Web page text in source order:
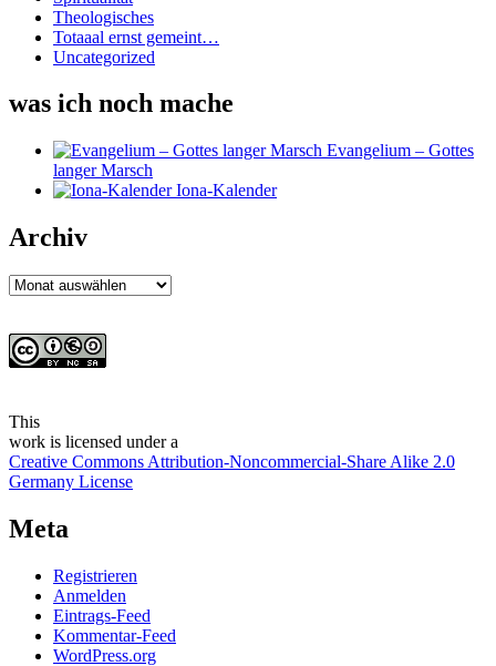
Theologisches
Totaaal ernst gemeint…
Uncategorized
was ich noch mache
Evangelium – Gottes
langer Marsch
Iona-Kalender
Archiv
Archiv
This
work is licensed under a
Creative Commons Attribution-Noncommercial-Share Alike 2.0
Germany License
Meta
Registrieren
Anmelden
Eintrags-Feed
Kommentar-Feed
WordPress.org